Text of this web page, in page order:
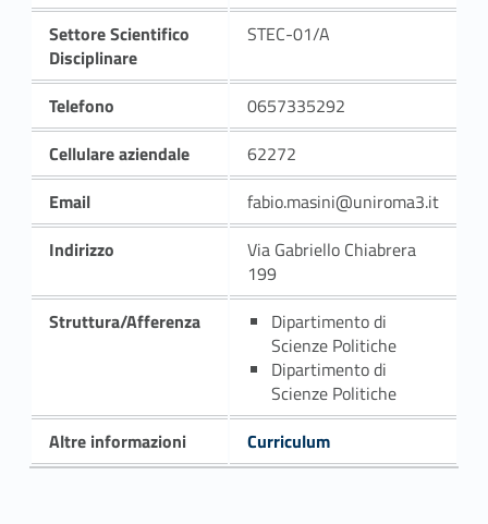
Settore Scientifico
Disciplinare
STEC-01/A
Telefono
0657335292
Cellulare aziendale
62272
Email
fabio.masini@uniroma3.it
Indirizzo
Via Gabriello Chiabrera
199
Struttura/Afferenza
Dipartimento di
Scienze Politiche
Dipartimento di
Scienze Politiche
Altre informazioni
Curriculum